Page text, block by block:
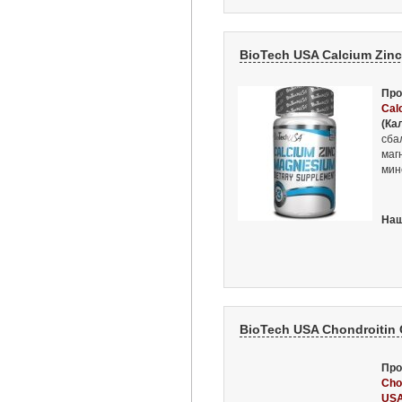
BioTech USA Calcium
BioTech USA Chondroitin